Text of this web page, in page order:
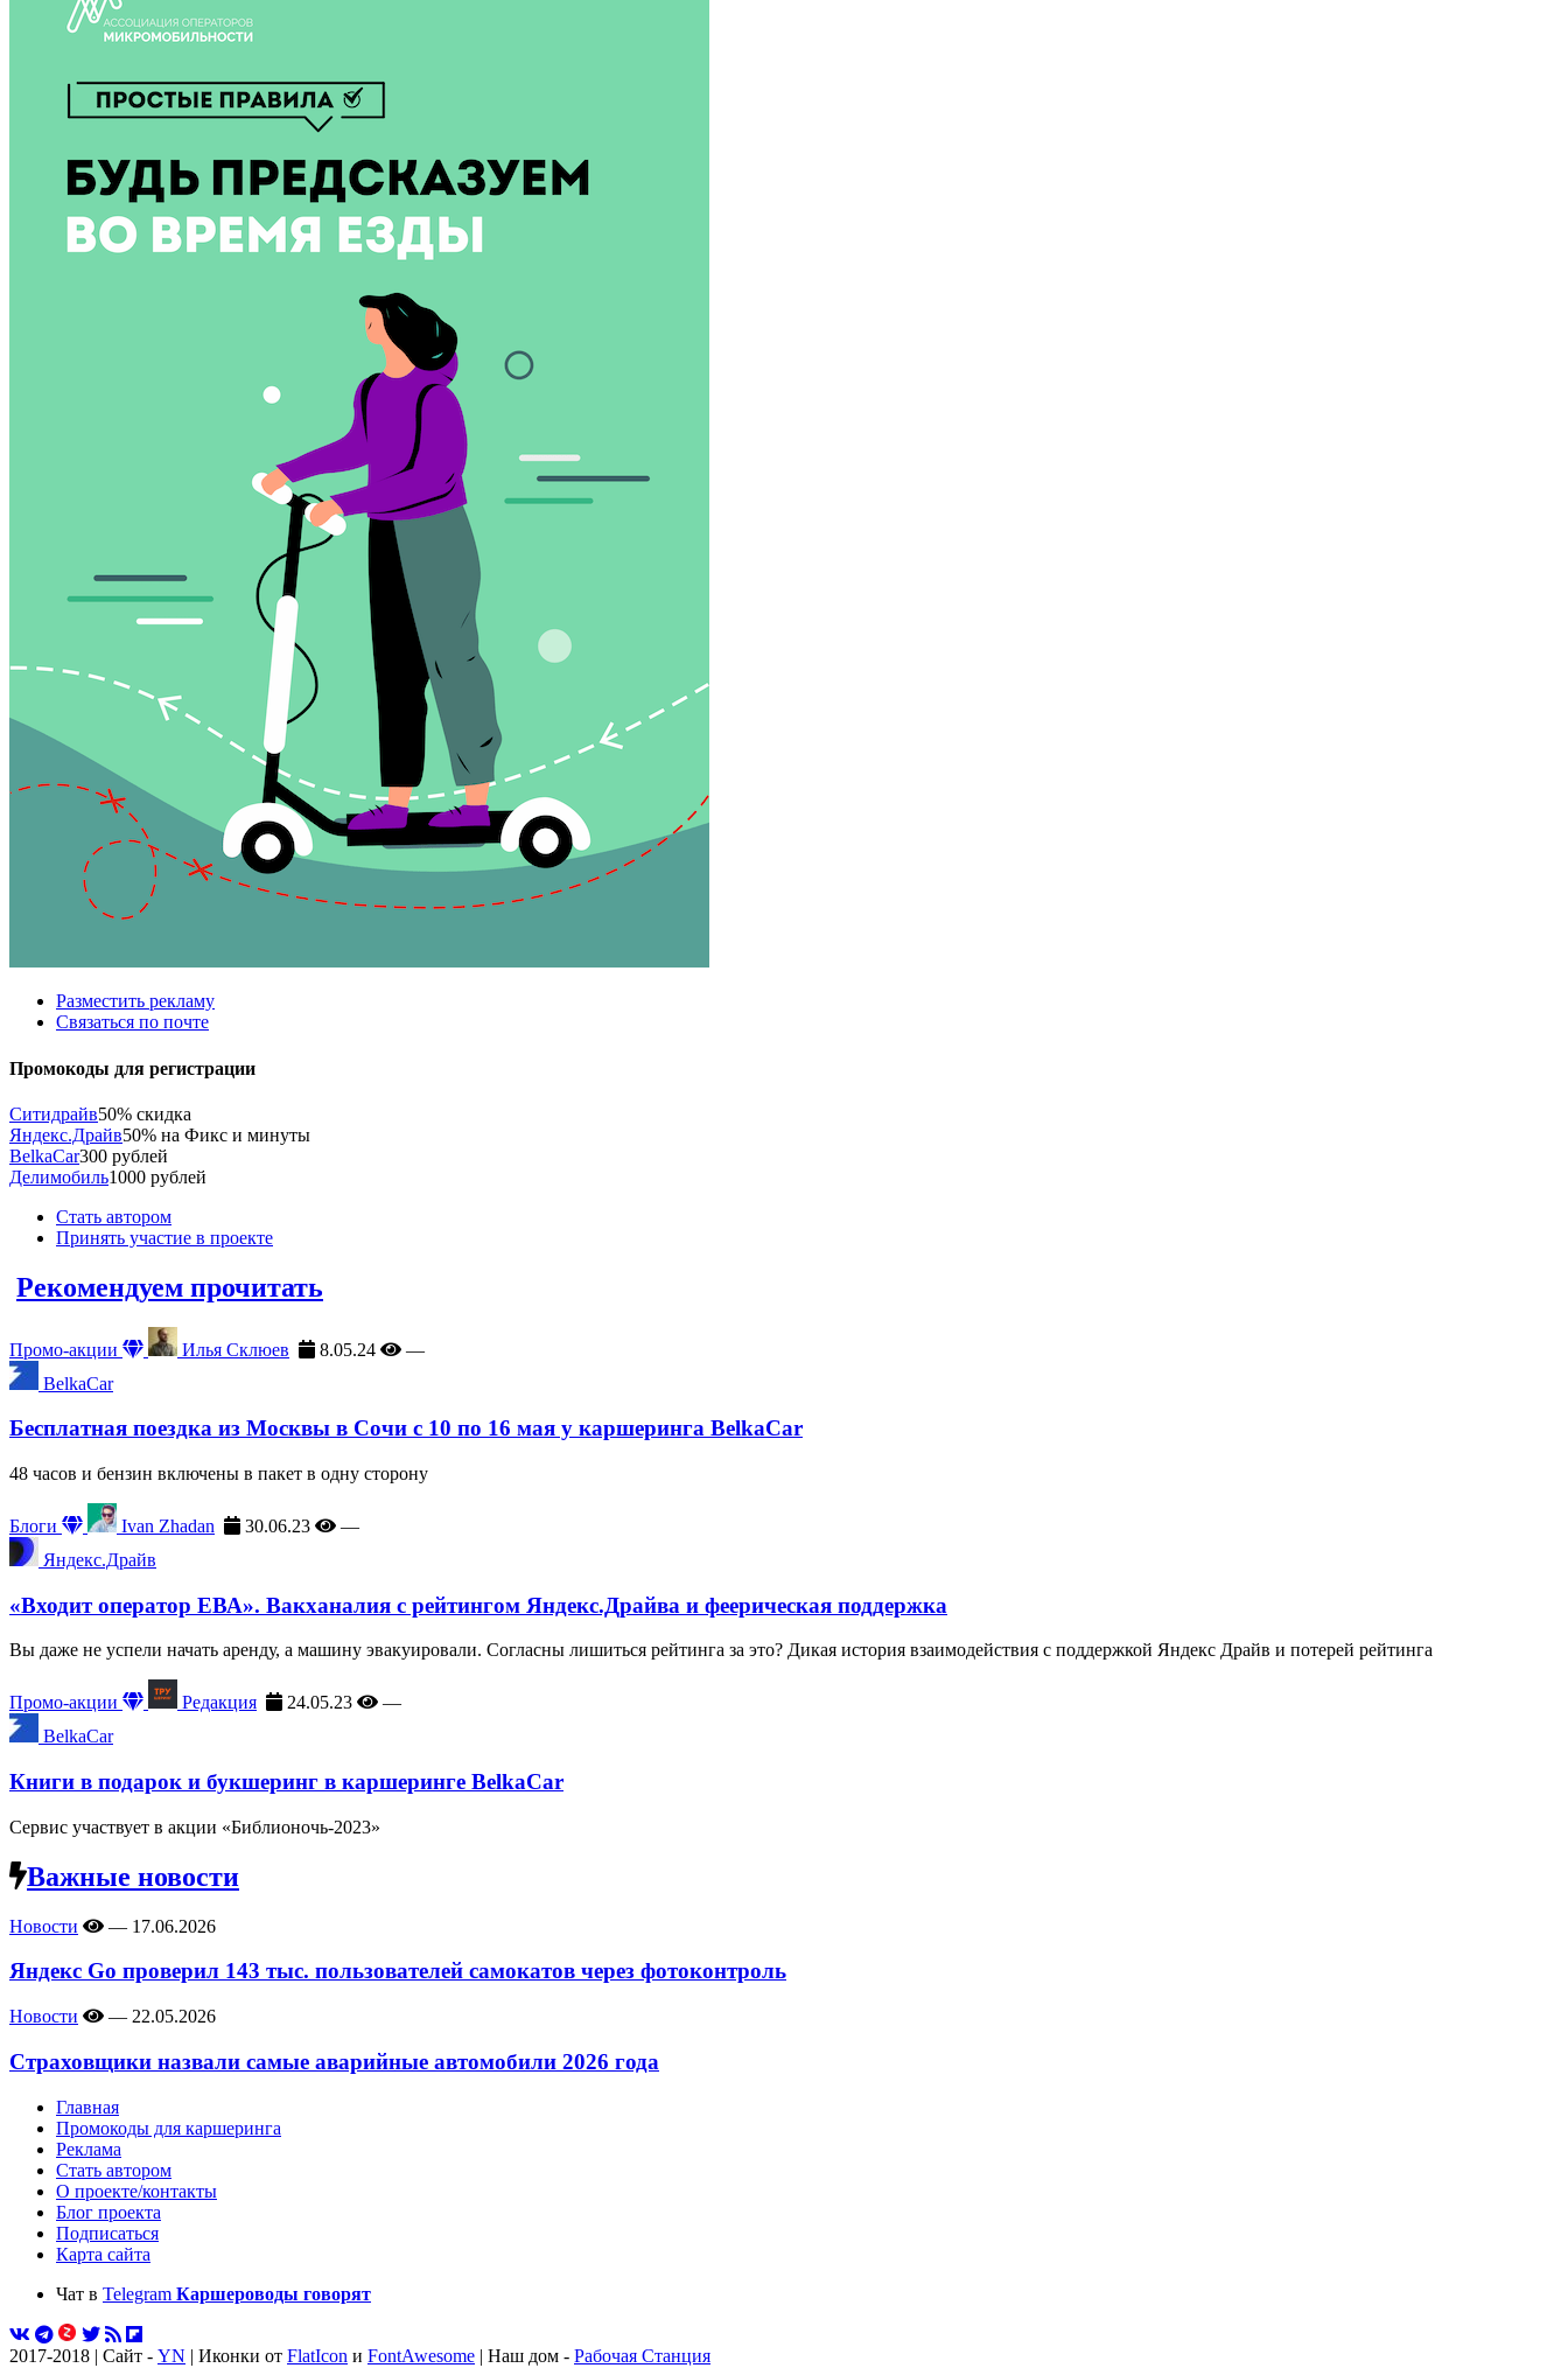
Разместить рекламу
Связаться по почте
Промокоды для регистрации
Ситидрайв50% скидка
Яндекс.Драйв50% на Фикс и минуты
BelkaCar300 рублей
Делимобиль1000 рублей
Стать автором
Принять участие в проекте
Рекомендуем прочитать
Промо-акции Илья Склюев 8.05.24
—
BelkaCar
Бесплатная поездка из Москвы в Сочи с 10 по 16 мая у каршеринга BelkaCar
48 часов и бензин включены в пакет в одну сторону
Блоги Ivan Zhadan 30.06.23
—
Яндекс.Драйв
«Входит оператор ЕВА». Вакханалия с рейтингом Яндекс.Драйва и феерическая поддержка
Вы даже не успели начать аренду, а машину эвакуировали. Согласны лишиться рейтинга за это? Дикая история взаимодействия с поддержкой Яндекс Драйв и потерей рейтинга
Промо-акции Редакция 24.05.23
—
BelkaCar
Книги в подарок и букшеринг в каршеринге BelkaCar
Сервис участвует в акции «Библионочь-2023»
Важные новости
Новости — 17.06.2026
Яндекс Go проверил 143 тыс. пользователей самокатов через фотоконтроль
Новости — 22.05.2026
Страховщики назвали самые аварийные автомобили 2026 года
Главная
Промокоды для каршеринга
Реклама
Стать автором
О проекте/контакты
Блог проекта
Подписаться
Карта сайта
Чат в Telegram Каршероводы говорят
2017-2018 | Сайт - YN | Иконки от FlatIcon и FontAwesome | Наш дом - Рабочая Станция